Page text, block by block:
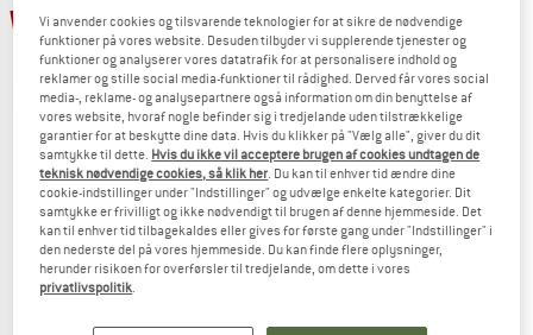
25%
ZIENER
Nefel X-Gel
Cykelbukser
49,95 €37,46 €
til 60%
ZIENER
Women's Talina-Z
Skibukser
159,95 € fra 63,98 €
Vi anvender cookies og tilsvarende teknologier for at sikre de nødvendige
funktioner på vores website. Desuden tilbyder vi supplerende tjenester og
funktioner og analyserer vores datatrafik for at personalisere indhold og
reklamer og stille social media-funktioner til rådighed. Derved får vores social
media-, reklame- og analysepartnere også information om din benyttelse af
vores website, hvoraf nogle befinder sig i tredjelande uden tilstrækkelige
garantier for at beskytte dine data. Hvis du klikker på "Vælg alle", giver du dit
samtykke til dette. Hvis du ikke vil acceptere brugen af cookies undtagen de
teknisk nødvendige cookies, så klik her. Du kan til enhver tid ændre dine
cookie-indstillinger under "Indstillinger" og udvælge enkelte kategorier. Dit
samtykke er frivilligt og ikke nødvendigt til brugen af denne hjemmeside. Det
kan til enhver tid tilbagekaldes eller gives for første gang under "Indstillinger" i
den nederste del på vores hjemmeside. Du kan finde flere oplysninger,
herunder risikoen for overførsler til tredjelande, om dette i vores
privatlivspolitik.